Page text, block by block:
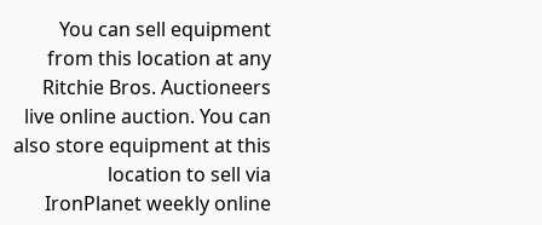
You can sell equipment
from this location at any
Ritchie Bros. Auctioneers
live online auction. You can
also store equipment at this
location to sell via
IronPlanet weekly online